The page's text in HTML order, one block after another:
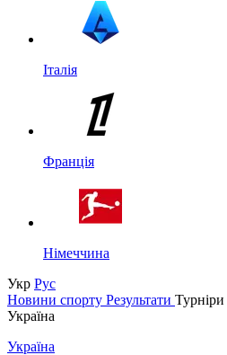
Італія
Франція
Німеччина
Укр Рус
Новини спорту Результати Турніри
Україна
Україна